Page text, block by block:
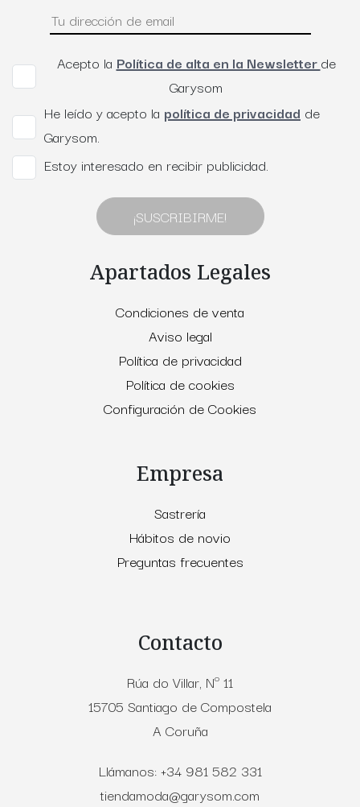
Acepto la Política de alta en la Newsletterde
Garysom
He leído y acepto la política de privacidad de
Garysom.
Estoy interesado en recibir publicidad.
¡SUSCRIBIRME!
Apartados Legales
Condiciones de venta
Aviso legal
Política de privacidad
Política de cookies
Configuración de Cookies
Empresa
Sastrería
Hábitos de novio
Preguntas frecuentes
Contacto
Rúa do Villar, Nº 11
15705 Santiago de Compostela
A Coruña
Llámanos: +34 981 582 331
tiendamoda@garysom.com